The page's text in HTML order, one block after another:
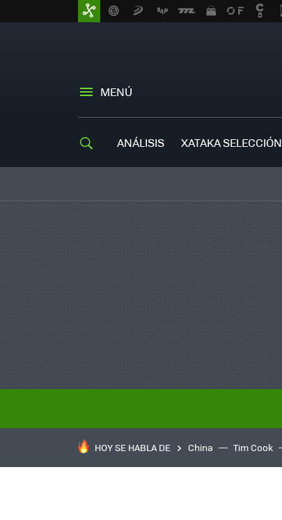
MENÚ
ANÁLISIS XATAKA SELECCIÓN
HOY SE HABLA DE China Tim Cook